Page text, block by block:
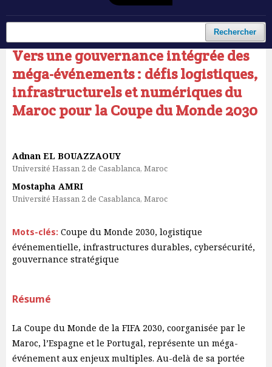
Rechercher
Vol. 6 No 10 (2025): Revue Française d'Economie et de Gestion
Articles
Vers une gouvernance intégrée des
méga-événements : défis logistiques,
infrastructurels et numériques du
Maroc pour la Coupe du Monde 2030
Adnan EL BOUAZZAOUY
Université Hassan 2 de Casablanca, Maroc
Mostapha AMRI
Université Hassan 2 de Casablanca, Maroc
Mots-clés: Coupe du Monde 2030, logistique
événementielle, infrastructures durables, cybersécurité,
gouvernance stratégique
Résumé
La Coupe du Monde de la FIFA 2030, coorganisée par le
Maroc, l’Espagne et le Portugal, représente un méga-
événement aux enjeux multiples. Au-delà de sa portée